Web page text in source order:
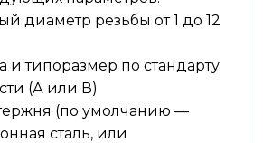
диаметр резьбы от 1 до 12
и типоразмер по стандарту
(А или В)
(по умолчанию —
сталь, или